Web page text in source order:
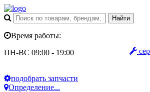
Время работы:
ПН-ВС 09:00 - 19:00
подобрать запчасти
Определение...